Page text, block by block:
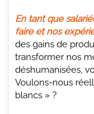
En tant que
faire et nos
des gains de
transformer nos
déshumanisées,
Voulons-nous
blancs » ?